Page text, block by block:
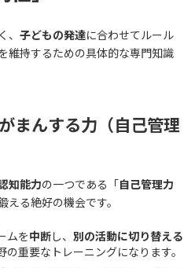
、 子どもの発達に合わせてルール
維持するための具体的な専門知識
まんする力（自己管理
知能力の一つである「自己管理力
える絶好の機会です。
ムを中断し、 別の活動に切り替える
の重要なトレーニングになります。